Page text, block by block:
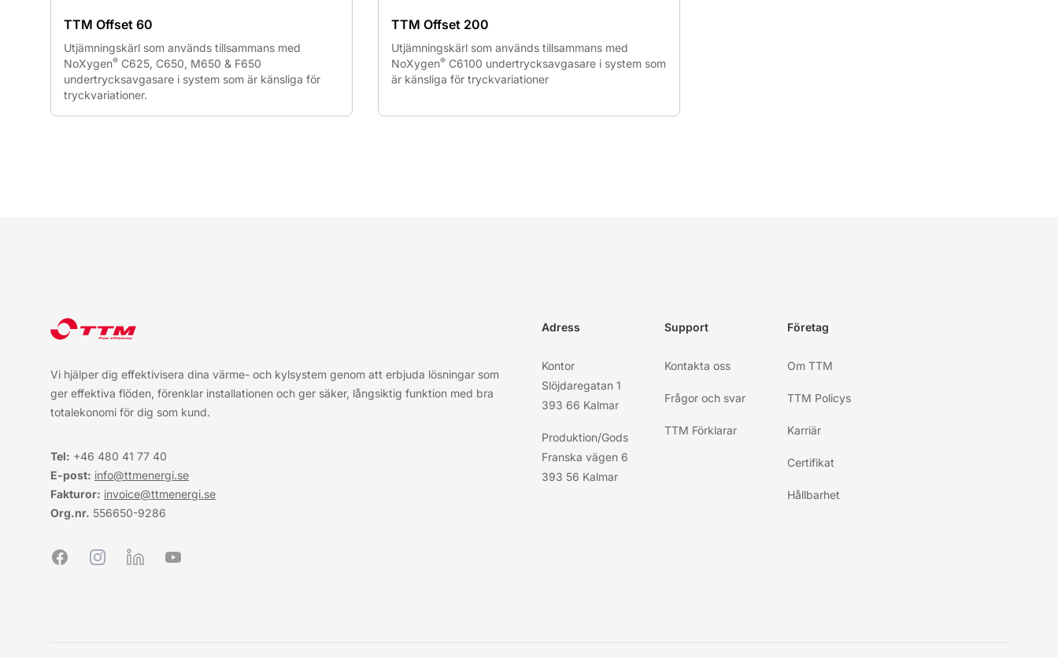
TTM Offset 60
Utjämningskärl som används tillsammans med
NoXygen® C625, C650, M650 & F650
undertrycksavgasare i system som är känsliga för
tryckvariationer.
TTM Offset 200
Utjämningskärl som används tillsammans med
NoXygen® C6100 undertrycksavgasare i system som
är känsliga för tryckvariationer
Vi hjälper dig effektivisera dina värme- och kylsystem genom att erbjuda lösningar som
ger effektiva flöden, förenklar installationen och ger säker, långsiktig funktion med bra
totalekonomi för dig som kund.
Tel: +46 480 41 77 40
E-post: info@ttmenergi.se
Fakturor: invoice@ttmenergi.se
Org.nr. 556650-9286
FacebookInstagramLinkedInYouTube
Adress
Kontor
Slöjdaregatan 1
393 66 Kalmar
Produktion/Gods
Franska vägen 6
393 56 Kalmar
Support
Kontakta oss
Frågor och svar
TTM Förklarar
Företag
Om TTM
TTM Policys
Karriär
Certifikat
Hållbarhet